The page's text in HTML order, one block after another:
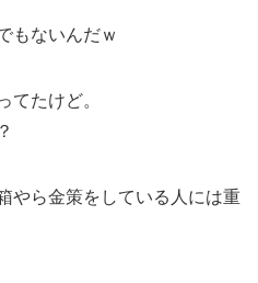
もないんだｗ
てたけど。
やら金策をしている人には重